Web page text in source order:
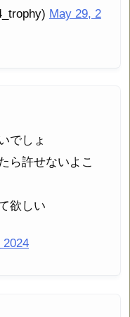
May 29, 2
でしょ
ら許せないよこ
欲しい
2024